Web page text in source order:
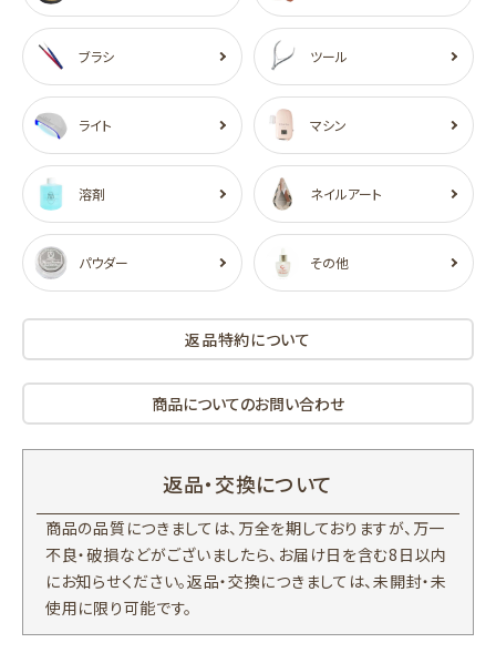
ブラシ ツール
ライト マシン
溶剤 ネイルアート
パウダー その他
返品特約について
商品についてのお問い合わせ
返品・交換について
商品の品質につきましては、万全を期しておりますが、万一
不良・破損などがございましたら、お届け日を含む8日以内
にお知らせください。返品・交換につきましては、未開封・未
使用に限り可能です。